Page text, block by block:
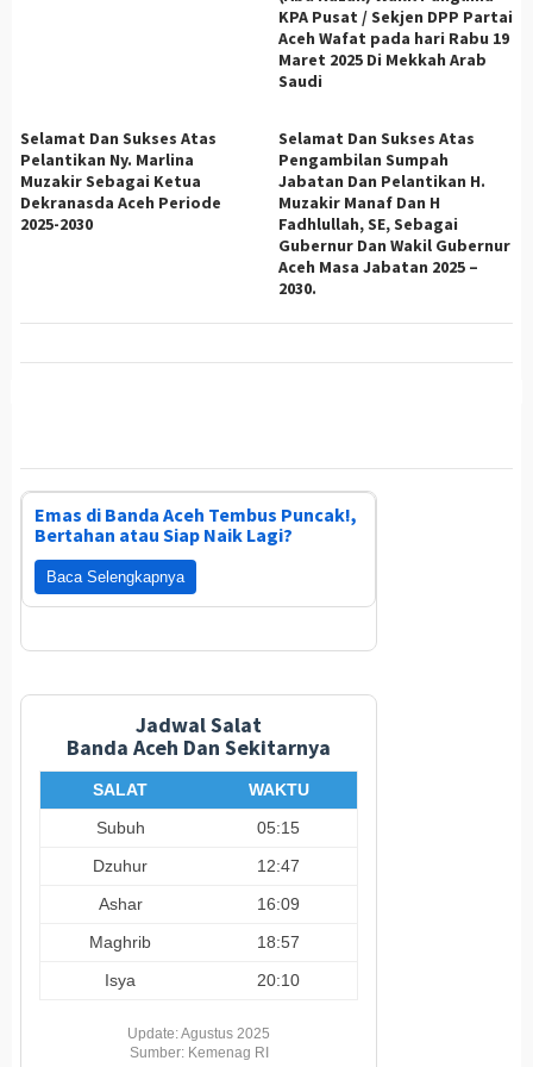
KPA Pusat / Sekjen DPP Partai
Aceh Wafat pada hari Rabu 19
Maret 2025 Di Mekkah Arab
Saudi
Selamat Dan Sukses Atas
Pelantikan Ny. Marlina
Muzakir Sebagai Ketua
Dekranasda Aceh Periode
2025-2030
Selamat Dan Sukses Atas
Pengambilan Sumpah
Jabatan Dan Pelantikan H.
Muzakir Manaf Dan H
Fadhlullah, SE, Sebagai
Gubernur Dan Wakil Gubernur
Aceh Masa Jabatan 2025 –
2030.
Emas di Banda Aceh Tembus Puncak!,
Bertahan atau Siap Naik Lagi?
Baca Selengkapnya
Jadwal Salat
Banda Aceh Dan Sekitarnya
SALAT
WAKTU
Subuh
05:15
Dzuhur
12:47
Ashar
16:09
Maghrib
18:57
Isya
20:10
Update: Agustus 2025
Sumber: Kemenag RI